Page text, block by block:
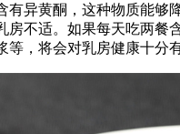
有异黄酮，这种物质能够
房不适。如果每天吃两餐
等，将会对乳房健康十分有